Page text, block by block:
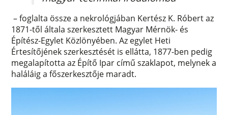
– foglalta össze a nekrológjában Kertész K. Róbert az
1871-től általa szerkesztett Magyar Mérnök- és
Építész-Egylet Közlönyében. Az egylet Heti
Értesítőjének szerkesztését is ellátta, 1877-ben pedig
megalapította az Építő Ipar című szaklapot, melynek a
haláláig a főszerkesztője maradt.